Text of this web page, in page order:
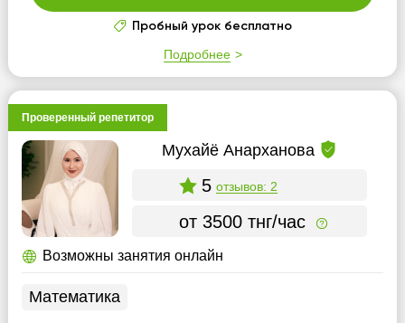
Пробный урок бесплатно
Подробнее
Проверенный репетитор
Мухайё Анарханова
5 отзывов: 2
от 3500 тнг/час
Возможны занятия онлайн
Математика